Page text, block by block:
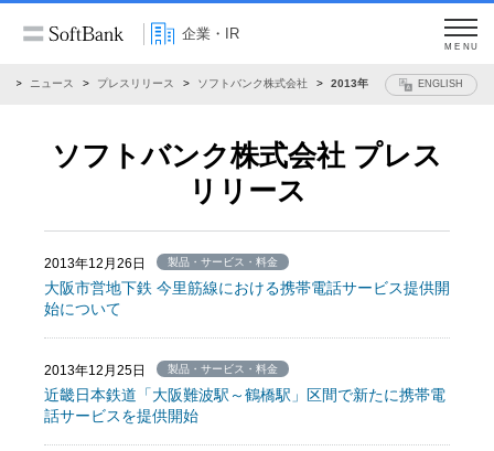
企業・IR
MENU
ニュース プレスリリース ソフトバンク株式会社 2013年 ENGLISH
ソフトバンク株式会社 プレス
リリース
2013年12月26日 製品・サービス・料金
大阪市営地下鉄 今里筋線における携帯電話サービス提供開
始について
2013年12月25日 製品・サービス・料金
近畿日本鉄道「大阪難波駅～鶴橋駅」区間で新たに携帯電
話サービスを提供開始